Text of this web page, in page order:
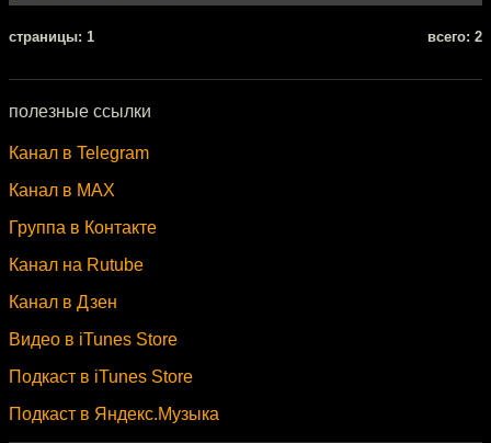
cтраницы: 1 всего: 2
полезные ссылки
Канал в Telegram
Канал в MAX
Группа в Контакте
Канал на Rutube
Канал в Дзен
Видео в iTunes Store
Подкаст в iTunes Store
Подкаст в Яндекс.Музыка